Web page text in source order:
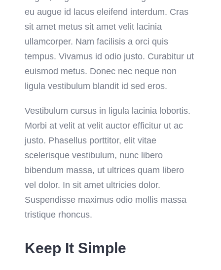
eu augue id lacus eleifend interdum. Cras
sit amet metus sit amet velit lacinia
ullamcorper. Nam facilisis a orci quis
tempus. Vivamus id odio justo. Curabitur ut
euismod metus. Donec nec neque non
ligula vestibulum blandit id sed eros.
Vestibulum cursus in ligula lacinia lobortis.
Morbi at velit at velit auctor efficitur ut ac
justo. Phasellus porttitor, elit vitae
scelerisque vestibulum, nunc libero
bibendum massa, ut ultrices quam libero
vel dolor. In sit amet ultricies dolor.
Suspendisse maximus odio mollis massa
tristique rhoncus.
Keep It Simple